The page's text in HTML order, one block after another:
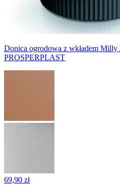
Donica ogrodowa z wkładem Milly
PROSPERPLAST
69,90 zł